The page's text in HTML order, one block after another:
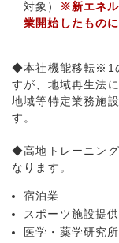
対象）
※新エネ
業開始したものに
◆本社機能移転※1
すが、地域再生法
地域等特定業務施
す。
◆高地トレーニン
なります。
宿泊業
スポーツ施設提
医学・薬学研究所